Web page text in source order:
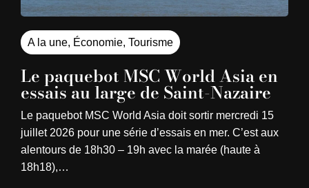
A la une, Économie, Tourisme
Le paquebot MSC World Asia en
essais au large de Saint-Nazaire
Le paquebot MSC World Asia doit sortir mercredi 15
juillet 2026 pour une série d’essais en mer. C’est aux
alentours de 18h30 – 19h avec la marée (haute à
18h18),…